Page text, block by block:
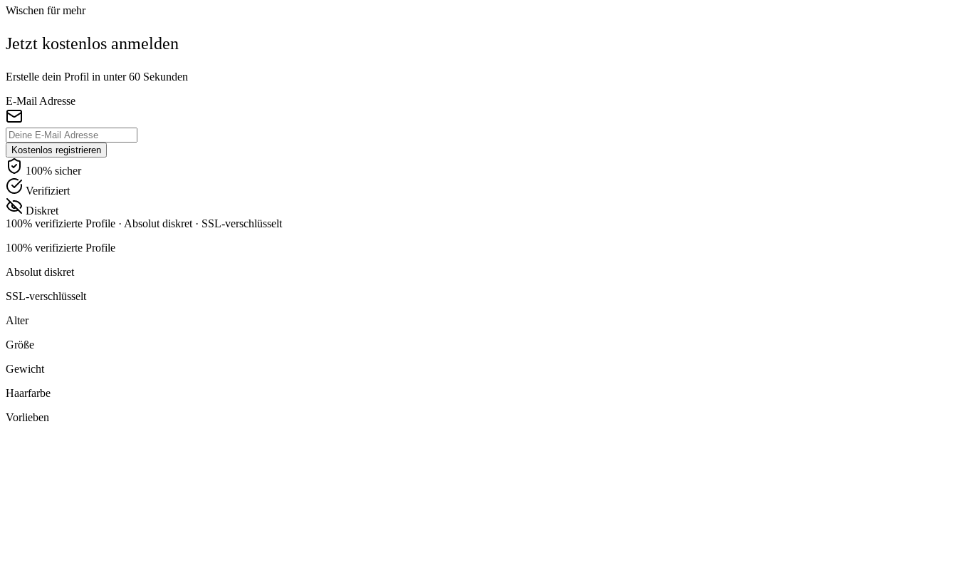
Wischen für mehr
Jetzt kostenlos anmelden
Erstelle dein Profil in unter 60 Sekunden
E-Mail Adresse
Kostenlos registrieren
100% sicher
Verifiziert
Diskret
100% verifizierte Profile · Absolut diskret · SSL-verschlüsselt
100% verifizierte Profile
Absolut diskret
SSL-verschlüsselt
Alter
Größe
Gewicht
Haarfarbe
Vorlieben